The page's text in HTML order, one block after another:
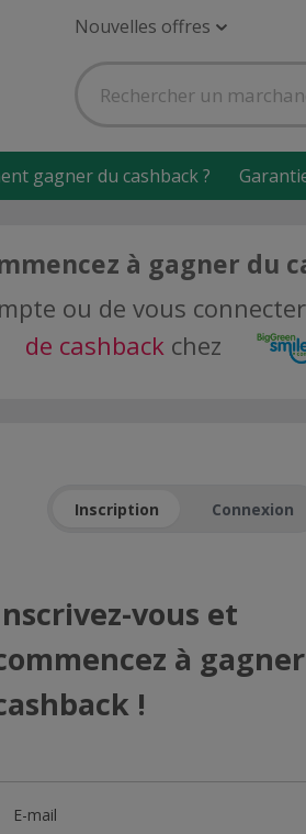
Nouvelles offres
gagner du cashback ?
à gagner du
ou de vous
de cashbackchez
Inscription Connexion
vous et
à
!
E-mail